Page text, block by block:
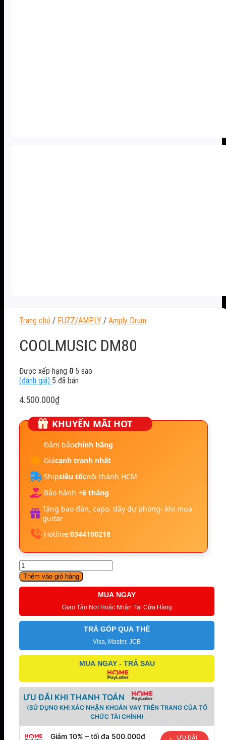
Trang chủ / FUZZ/AMPLY / Amply Drum
COOLMUSIC DM80
Được xếp hạng 0 5 sao
(đánh giá) 5 đã bán
4.500.000₫
KHUYẾN MÃI HOT
Đảm bảochính hãng
Giácạnh tranh nhất
Shipsiêu tốcnội thành HCM
Bảo hành +6 tháng
Tặng bao đàn, capo, dây dự phòng- khi mua
guitar
Hotline:0344100218
Coolmusic
DM80
số
Thêm vào giỏ hàng
MUA NGAY
Giao Tận Nơi Hoặc Nhận Tại Cửa Hàng
TRẢ GÓP QUA THẺ
Visa, Master, JCB
MUA NGAY - TRẢ SAU
ƯU ĐÃI KHI THANH TOÁN
(SỬ DỤNG KHI XÁC NHẬN KHOẢN VAY TRÊN TRANG CỦA TỔ
CHỨC TÀI CHÍNH)
Giảm 10% – tối đa 500.000đ ƯU ĐÃI